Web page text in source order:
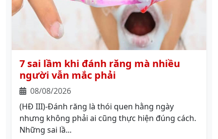
7 sai lầm khi đánh răng mà nhiều
người vẫn mắc phải
08/08/2026
(HĐ III)-Đánh răng là thói quen hằng ngày
nhưng không phải ai cũng thực hiện đúng cách.
Những sai lầ...